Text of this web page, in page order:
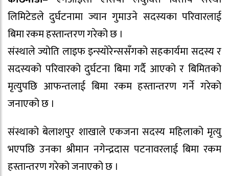
लिमिटेडले दुर्घटनामा ज्यान गुमाउने सदस्यका परिवारलाई
बिमा रकम हस्तान्तरण गरेको छ ।
संस्थाले ज्योति लाइफ इन्स्योरेन्ससँगको सहकार्यमा सदस्य र
सदस्यको परिवारको दुर्घटना बिमा गर्दै आएको र बिमितको
मृत्युपछि आफन्तलाई बिमा रकम हस्तान्तरण गर्ने गरेको
जनाएको छ ।
संस्थाको बेलाशपुर शाखाले एकजना सदस्य महिलाको मृत्यु
भएपछि उनका श्रीमान नगेन्द्रदास पटनावरलाई बिमा रकम
हस्तान्तरण गरेको जनाएको छ ।